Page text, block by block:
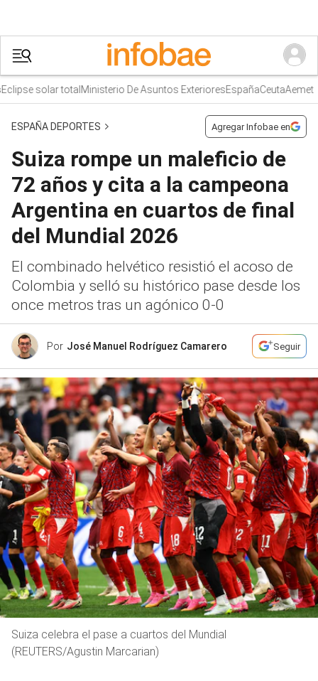
solar totalMinisterio De Asuntos ExterioresEspañaCeutaAemet
ESPAÑA DEPORTES Agregar Infobae en
Suiza rompe un maleficio de
72 años y cita a la campeona
Argentina en cuartos de final
del Mundial 2026
El combinado helvético resistió el acoso de
Colombia y selló su histórico pase desde los
once metros tras un agónico 0-0
Por José Manuel Rodríguez Camarero Seguir
Suiza celebra el pase a cuartos del Mundial
(REUTERS/Agustin Marcarian)